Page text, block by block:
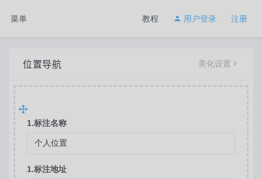
菜单 注册
用户登录
教程
位置导航 美化设置
1.标注名称
1.标注地址